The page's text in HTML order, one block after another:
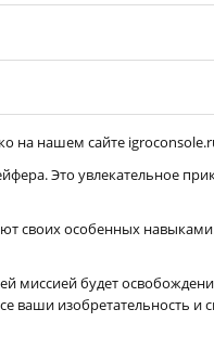
на нашем сайте
Это увлекательное
своих особенных
миссией будет
ваши изобретательность и